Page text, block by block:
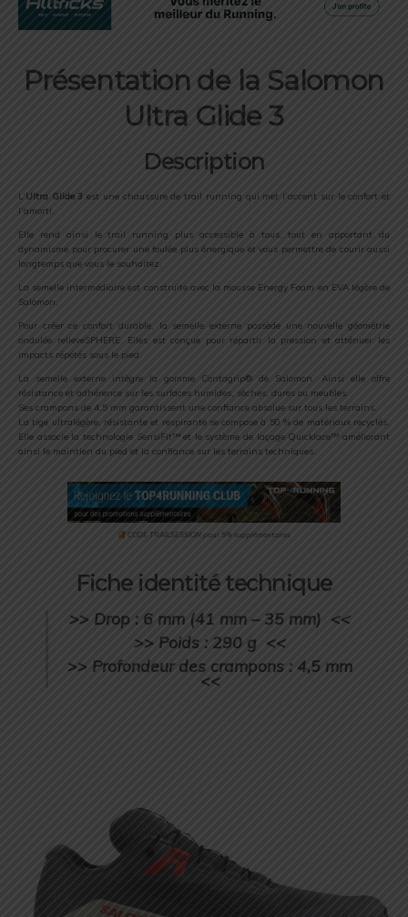
Présentation de la Salomon
Ultra Glide 3
Description
L’Ultra Glide 3 est une chaussure de trail running qui met l’accent sur le confort et
l’amorti.
Elle rend ainsi le trail running plus accessible à tous, tout en apportant du
dynamisme pour procurer une foulée plus énergique et vous permettre de courir aussi
longtemps que vous le souhaitez.
La semelle intermédiaire est construite avec la mousse Energy Foam en EVA légère de
Salomon.
Pour créer ce confort durable, la semelle externe possède une nouvelle géométrie
ondulée relieveSPHERE. Elles est conçue pour répartir la pression et atténuer les
impacts répétés sous le pied.
La semelle externe intègre la gomme Contagrip® de Salomon. Ainsi elle offre
résistance et adhérence sur les surfaces humides, sèches, dures ou meubles.
Ses crampons de 4,5 mm garantissent une confiance absolue sur tous les terrains.
La tige ultralégère, résistante et respirante se compose à 50 % de matériaux recyclés.
Elle associe la technologie SensiFit™ et le système de laçage Quicklace™ améliorant
ainsi le maintien du pied et la confiance sur les terrains techniques.
CODE TRAILSESSION pour 5% supplémentaires
Fiche identité technique
>> Drop : 6 mm (41 mm – 35 mm) <<
>> Poids : 290 g <<
>> Profondeur des crampons : 4,5 mm
<<